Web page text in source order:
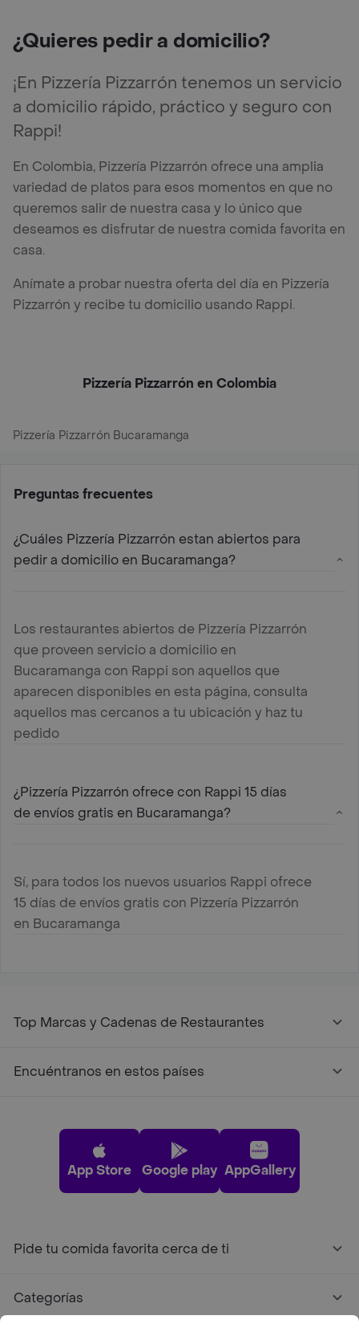
¿Quieres pedir a domicilio?
¡En Pizzería Pizzarrón tenemos un servicio
a domicilio rápido, práctico y seguro con
Rappi!
En Colombia, Pizzería Pizzarrón ofrece una amplia
variedad de platos para esos momentos en que no
queremos salir de nuestra casa y lo único que
deseamos es disfrutar de nuestra comida favorita en
casa.
Anímate a probar nuestra oferta del día en Pizzería
Pizzarrón y recibe tu domicilio usando Rappi.
Pizzería Pizzarrón en Colombia
Pizzería Pizzarrón Bucaramanga
Preguntas frecuentes
¿Cuáles Pizzería Pizzarrón estan abiertos para
pedir a domicilio en Bucaramanga?
Los restaurantes abiertos de Pizzería Pizzarrón
que proveen servicio a domicilio en
Bucaramanga con Rappi son aquellos que
aparecen disponibles en esta página, consulta
aquellos mas cercanos a tu ubicación y haz tu
pedido
¿Pizzería Pizzarrón ofrece con Rappi 15 días
de envíos gratis en Bucaramanga?
Sí, para todos los nuevos usuarios Rappi ofrece
15 días de envíos gratis con Pizzería Pizzarrón
en Bucaramanga
Top Marcas y Cadenas de Restaurantes
Encuéntranos en estos países
App Store Google play AppGallery
Pide tu comida favorita cerca de ti
Categorías